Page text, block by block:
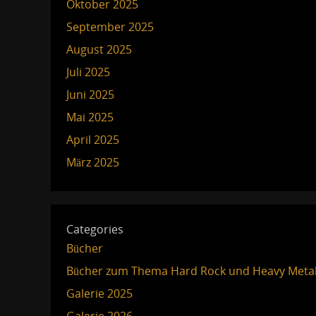
Oktober 2025
September 2025
August 2025
Juli 2025
Juni 2025
Mai 2025
April 2025
März 2025
Categories
Bücher
Bücher zum Thema Hard Rock und Heavy
Galerie 2025